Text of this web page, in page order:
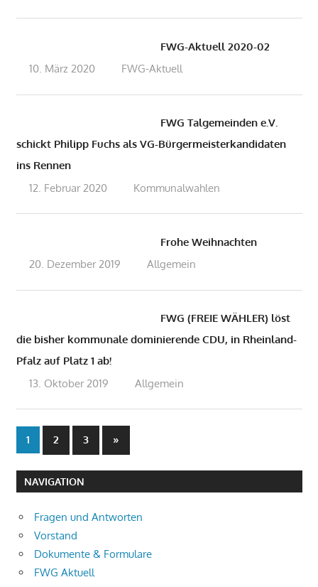
FWG-Aktuell 2020-02
10. März 2020
admin
FWG-Aktuell
FWG Talgemeinden e.V.
schickt Philipp Fuchs als VG-Bürgermeisterkandidaten
ins Rennen
12. Februar 2020
admin
Kommunalwahlen
Frohe Weihnachten
20. Dezember 2019
admin
Allgemein
FWG (FREIE WÄHLER) löst
die bisher kommunale dominierende CDU, in Rheinland-
Pfalz auf Platz 1 ab!
13. Oktober 2019
admin
Allgemein
Seitennummerierung
der
Beiträge
1 2 3
Nächste
Beiträge
»
NAVIGATION
Fragen und Antworten
Vorstand
Dokumente & Formulare
FWG Aktuell